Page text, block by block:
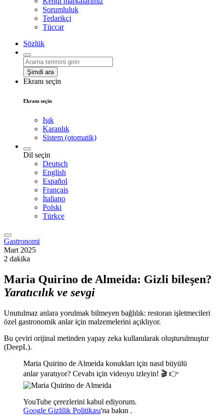
Sorumluluk
Tedarikçi
Tüccar
Sözlük
Şimdi ara
Ekranı seçin
Ekranı seçin
Işık
Karanlık
Sistem (otomatik)
Dil seçin
Deutsch
English
Español
Français
İtaliano
Polski
Türkçe
Gastronomi
Mart 2025
2 dakika
Maria Quirino de Almeida: Gizli bileşen?
Yaratıcılık ve sevgi
Unutulmaz anlara yorulmak bilmeyen bağlılık: restoran işletmecileri
özel gastronomik anlar için malzemelerini açıklıyor.
Bu çeviri orijinal metinden yapay zeka kullanılarak oluşturulmuştur
(DeepL).
Maria Quirino de Almeida konukları için nasıl büyülü
anlar yaratıyor? Cevabı için videoyu izleyin! 🎬 👉
YouTube çerezlerini kabul ediyorum.
Google Gizlilik Politikası'na bakın .